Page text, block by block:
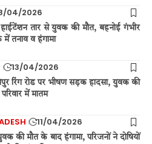
04/2026
तार से युवक की मौत, बहनोई गंभीर
तनाव व हंगामा
13/04/2026
रिंग रोड पर भीषण सड़क हादसा, युवक की
में मातम
11/04/2026
की मौत के बाद हंगामा, परिजनों ने दोषियों